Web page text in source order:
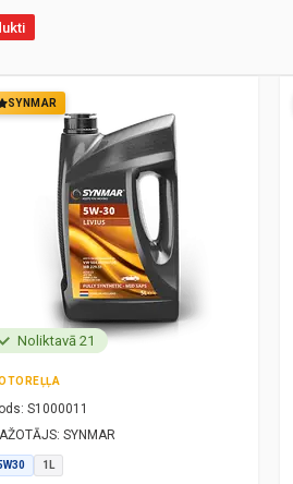
SYNMAR
Noliktavā 21
S1000011
SYNMAR
1L